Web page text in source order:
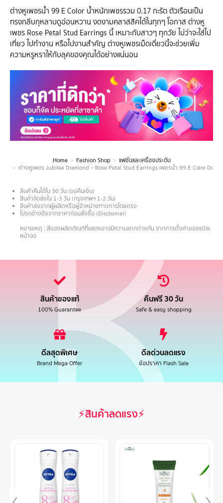
ต่างหูเพชรน้ำ 99 E Color น้ำหนักเพชรรวม 0.17 กะรัต ตัวเรือนเป็น
ทรงกลีบกุหลาบดูอ่อนหวาน งดงามคลาสสิคได้ในทุกๆ โอกาส ต่างหู
เพชร Rose Petal Stud Earrings นี้ เหมาะกับสาวๆ ทุกวัย ไม่ว่าจะใส่ไป
เที่ยว ไปทำงาน หรือไปงานสำคัญ ต่างหูเพชรเม็ดเดี่ยวนี้จะช่วยเพิ่ม
ความหรูหราให้กับลุคของคุณได้อย่างแน่นอน
You are here: Home Fashion Shop
แฟชั่นและเครื่องประดับ
ต่างหูเพชร Jubilee Diamond – Rose Petal Stud Earrings เพชรน้ำ 99 E Color
สินค้าคืนได้ใน 30 วัน (ขอคืนเงิน)
สินค้าจัดส่งใน 1-3 วัน (กรุงเทพฯ 1-2 วัน)
สินค้าส่งจากผู้ผลิตหรือผู้จำหน่ายทางการโดยตรง
โปรดอ้างอิงจากราคาก่อนสั่งซื้อ (Disclaimer)
หมายเหตุ : สีของผลิตภัณฑ์ที่แสดงอาจมีความแตกต่างกัน จากการตั้งค่าของแต่ละ
หน้าจอ
สินค้าของแท้
100% Guarantee
คืนฟรี 30 วัน
Safe & easy shopping
ดีลสุดพิเศษ
Brand Mega Offer
ดีลด่วนลดแรง
ช้อปราคา Flash Sale
⚡สินค้าลดแรง⚡